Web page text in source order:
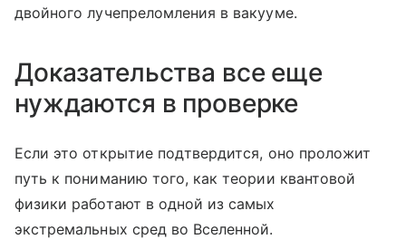
двойного лучепреломления в вакууме.
Доказательства все еще
нуждаются в проверке
Если это открытие подтвердится, оно проложит
путь к пониманию того, как теории квантовой
физики работают в одной из самых
экстремальных сред во Вселенной.